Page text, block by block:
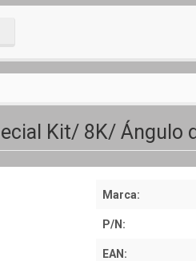
Kit/ 8K/ Ángulo
Marca:
P/N:
EAN: